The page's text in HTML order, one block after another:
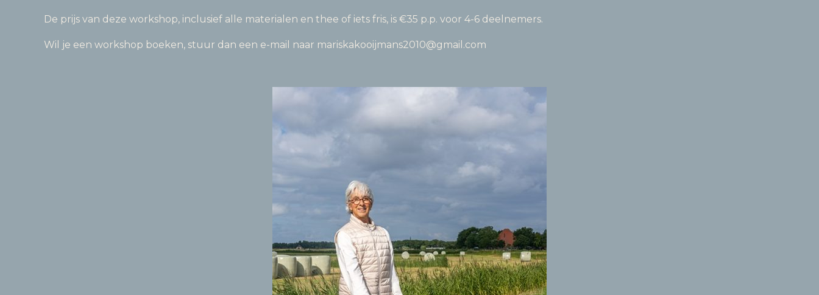
De prijs van deze workshop, inclusief alle materialen en thee of iets fris, is €35 p.p. voor 4-6 deelnemers.
Wil je een workshop boeken, stuur dan een e-mail naar mariskakooijmans2010@gmail.com